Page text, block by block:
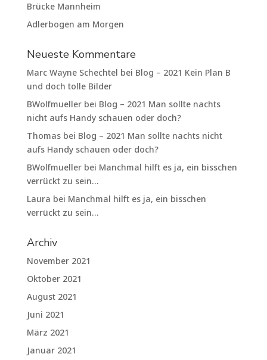
Brücke Mannheim
Adlerbogen am Morgen
Neueste Kommentare
Marc Wayne Schechtel bei Blog – 2021 Kein Plan B
und doch tolle Bilder
BWolfmuellerbei Blog – 2021 Man sollte nachts
nicht aufs Handy schauen oder doch?
Thomasbei Blog – 2021 Man sollte nachts nicht
aufs Handy schauen oder doch?
BWolfmuellerbei Manchmal hilft es ja, ein bisschen
verrückt zu sein…
Laura bei Manchmal hilft es ja, ein bisschen
verrückt zu sein…
Archiv
November 2021
Oktober 2021
August 2021
Juni 2021
März 2021
Januar 2021